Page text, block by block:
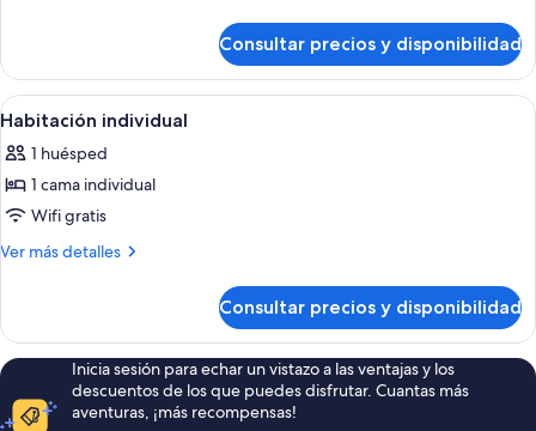
estándar
doble
Consultar precios y disponibilidad
Abrir
todas
las
fotos
de
Habitación
Una habitación pequeña y sencilla
1
Habitación individual
1 huésped
1 cama individual
Wifi gratis
Ver más detalles
Más
individual
Consultar precios y disponibilidad
Inicia sesión para echar un vistazo a las ventajas y los
descuentos de los que puedes disfrutar. Cuantas más
aventuras, ¡más recompensas!